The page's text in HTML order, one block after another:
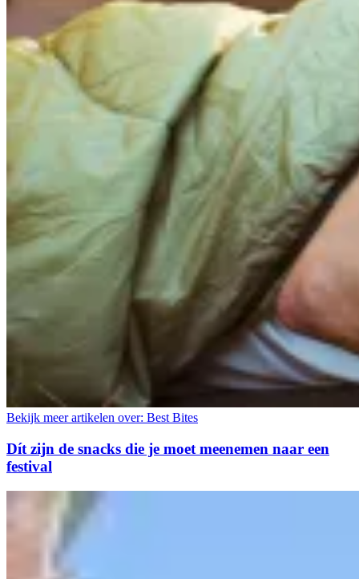
Bekijk meer artikelen over: Best Bites
Dít zijn de snacks die je moet meenemen naar een
festival